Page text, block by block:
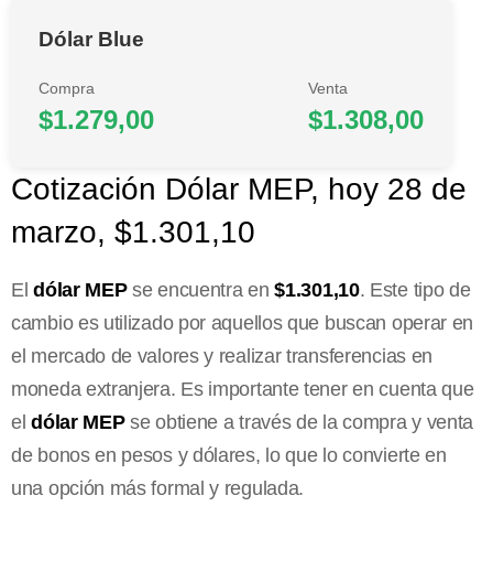
Dólar Blue
Compra
$1.279,00
Venta
$1.308,00
Cotización Dólar MEP, hoy 28 de
marzo, $1.301,10
Eldólar MEPse encuentra en$1.301,10. Este tipo de
cambio es utilizado por aquellos que buscan operar en
el mercado de valores y realizar transferencias en
moneda extranjera. Es importante tener en cuenta que
eldólar MEPse obtiene a través de la compra y venta
de bonos en pesos y dólares, lo que lo convierte en
una opción más formal y regulada.